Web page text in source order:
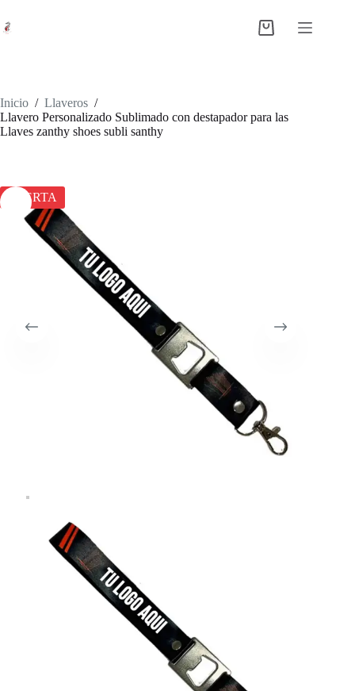
al
contenido
Shopping
Inicio / Llaveros /
Llavero Personalizado Sublimado con destapador para las
Llaves zanthy shoes subli santhy
OFERTA